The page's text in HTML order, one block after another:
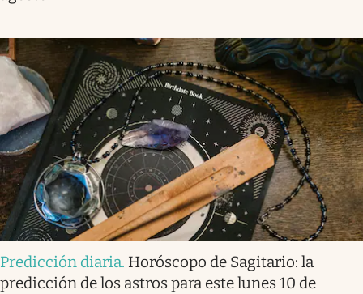
Predicción diaria. Horóscopo de Sagitario: la
predicción de los astros para este lunes 10 de